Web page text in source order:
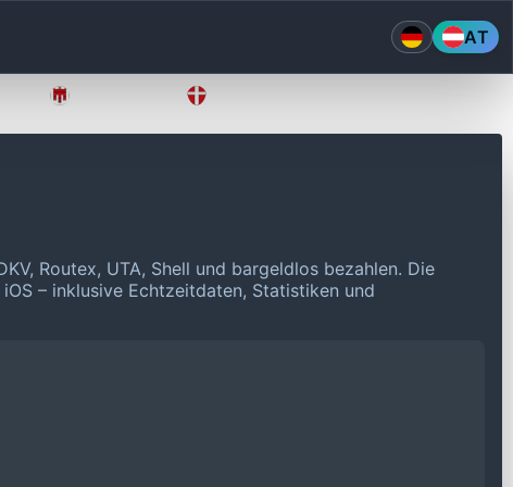
AT
Routex, UTA, Shell und bargeldlos bezahlen. Die
– inklusive Echtzeitdaten, Statistiken und